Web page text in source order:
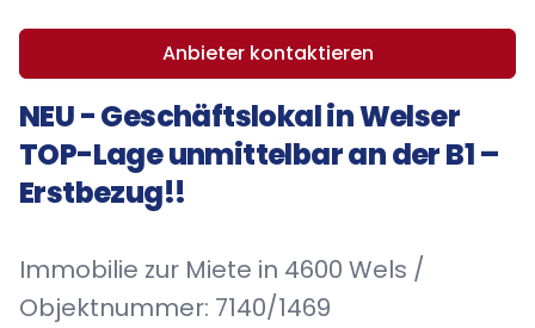
Anbieter kontaktieren
NEU - Geschäftslokal in Welser
TOP-Lage unmittelbar an der B1 –
Erstbezug!!
Immobilie zur Miete in 4600 Wels /
Objektnummer: 7140/1469